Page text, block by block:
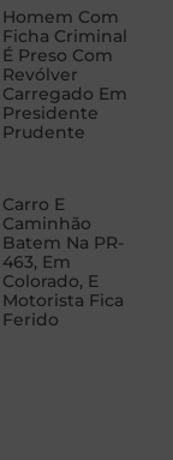
Homem Com
Ficha Criminal
É Preso Com
Revólver
Carregado Em
Presidente
Prudente
Carro E
Caminhão
Batem Na PR-
463, Em
Colorado, E
Motorista Fica
Ferido